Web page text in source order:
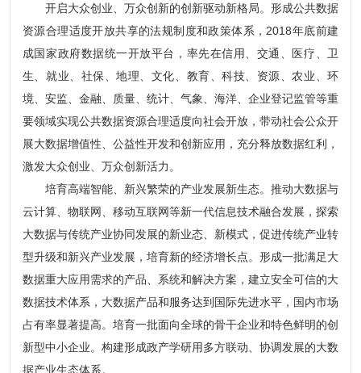
开启大众创业、万众创新的创新驱动新格局。形成公共数据
资源合理适度开放共享的法规制度和政策体系，2018年底前建
成国家政府数据统一开放平台，率先在信用、交通、医疗、卫
生、就业、社保、地理、文化、教育、科技、资源、农业、环
境、安监、金融、质量、统计、气象、海洋、企业登记监管等重
要领域实现公共数据资源合理适度向社会开放，带动社会公众开
展大数据增值性、公益性开发和创新应用，充分释放数据红利，
激发大众创业、万众创新活力。
培育高端智能、新兴繁荣的产业发展新生态。推动大数据与
云计算、物联网、移动互联网等新一代信息技术融合发展，探索
大数据与传统产业协同发展的新业态、新模式，促进传统产业转
型升级和新兴产业发展，培育新的经济增长点。形成一批满足大
数据重大应用需求的产品、系统和解决方案，建立安全可信的大
数据技术体系，大数据产品和服务达到国际先进水平，国内市场
占有率显著提高。培育一批面向全球的骨干企业和特色鲜明的创
新型中小企业。构建形成政产学研用多方联动、协调发展的大数
据产业生态体系。